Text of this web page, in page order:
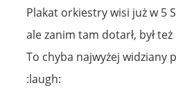
Plakat orkiestry wisi już w 5
ale zanim tam dotarł, był
To chyba najwyżej widziany
:laugh: